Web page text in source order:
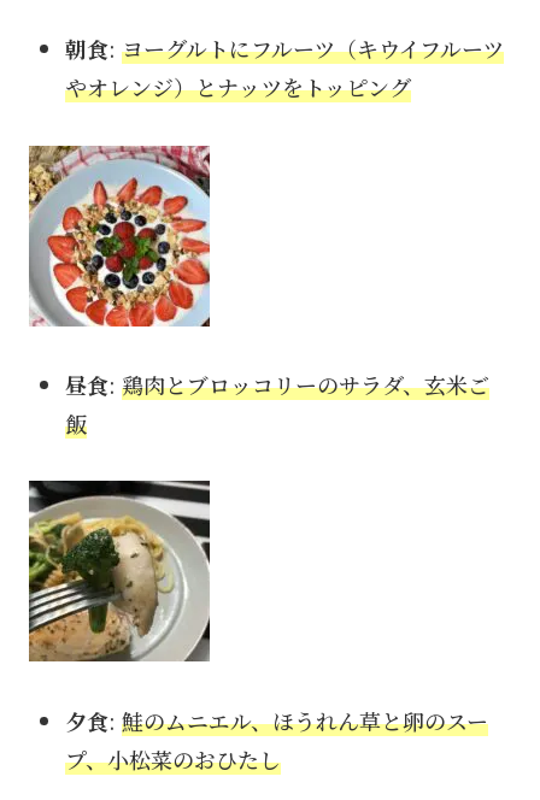
朝食: ヨーグルトにフルーツ（キウイフルーツ
やオレンジ）とナッツをトッピング
昼食: 鶏肉とブロッコリーのサラダ、玄米ご
飯
夕食: 鮭のムニエル、ほうれん草と卵のスー
プ、小松菜のおひたし